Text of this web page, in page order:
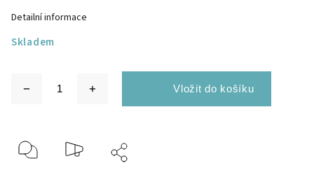
Skladem
Detailní informace